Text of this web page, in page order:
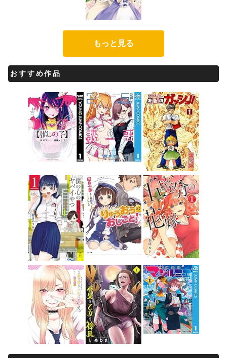
もっと見る
おすすめ作品